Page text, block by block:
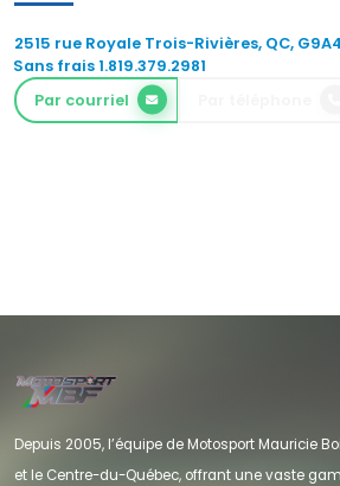
2515 rue Royale Trois-Rivières, QC,
Sans frais 1.819.379.2981
Par courriel
Depuis 2005, l’équipe de Motosport Mauricie
et le Centre-du-Québec, offrant une vaste